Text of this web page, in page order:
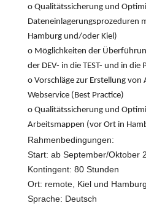
o Qualitätssicherung und
Dateneinlagerungsprozeduren
Hamburg und/oder Kiel)
o Möglichkeiten der
der DEV- in die TEST- und in die
o Vorschläge zur Erstellung von
Webservice (Best Practice)
o Qualitätssicherung und
Arbeitsmappen (vor Ort in
Rahmenbedingungen:
Start: ab September/Oktober
Kontingent: 80 Stunden
Ort: remote, Kiel und Hamburg
Sprache: Deutsch